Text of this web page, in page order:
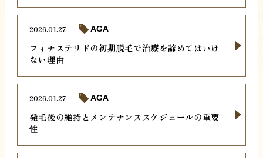
フィナステリドの初期脱毛で治療を諦めてはいけ
ない理由
2026.01.27 AGA
発毛後の維持とメンテナンススケジュールの重要
性
2026.01.27 AGA